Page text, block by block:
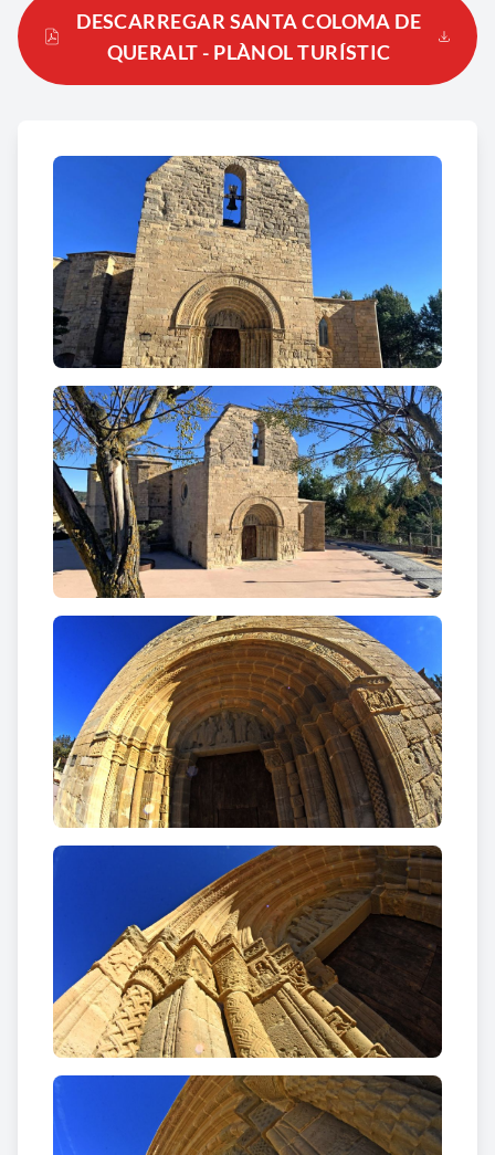
romànic tardà. Posteriorment es cobrí amb volta de
creueria i durant el segle XIV s’afegí el creuer i la
presenten variats motius (corda, cistelleria,
escuts...). Elscapitells, tots ells esculturats,
representen elements vegetals, escenes
al·legòriques... i la llegenda dePere II de Queralt,
alliberat pels àrabs després de lluitar amb un lleó
(qui sap si l’origen del lleó rampant de l’escut
nobiliari dels Queralt). Les arquivoltes emmarquen
el timpà, amb la representació de laVerge i el Nen
al centre,flanquejada perl’Adoració dels Magsa
l’esquerra i l’Anunciacióa la dreta. Als extrems,
altres dues representacions completen l’escena, la
presentació dels Mags al rei Herodes,a l’esquerra,
i lafugida a Egipte,a la dreta.
A l’interior del temple es conservael sepulcre de
Rocabertí –hi ha autors que parlen de Francesca de
Castellnou– qui sembla que finalment no fou
enterrada-. El seu fill, Dalmau I de Queralt i de
Rocabertí, l’any 1368 va encarregar l’obra a
Esteban de Buegos, Pere Aguilar i a l'escultor local
Pere Ciroll. Dos anys després trobem el sarcòfag
acabat. És una magnífica obra de pedra esculpida
que ens recorda els sarcòfags reials de Santes
Destaquen les figures jacents dels protagonistes.
Pere de Queralt es representa abillat de cavaller
amb l’armadura completa, amb espasa, cota de
malla i el corresponent casc. Descansa damunt un
coixí ornat amb l’escut dels Queralt. Els peus li
reposen sobre el cos d’un lleó que està menjant un
porc senglar. La seva esposa apareix amb actitud
molt serena i vestuari molt auster només alterat
DESCARREGAR SANTA COLOMA DE
QUERALT - PLÀNOL TURÍSTIC